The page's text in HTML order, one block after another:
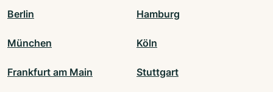
Berlin Hamburg
München Köln
Frankfurt am Main Stuttgart